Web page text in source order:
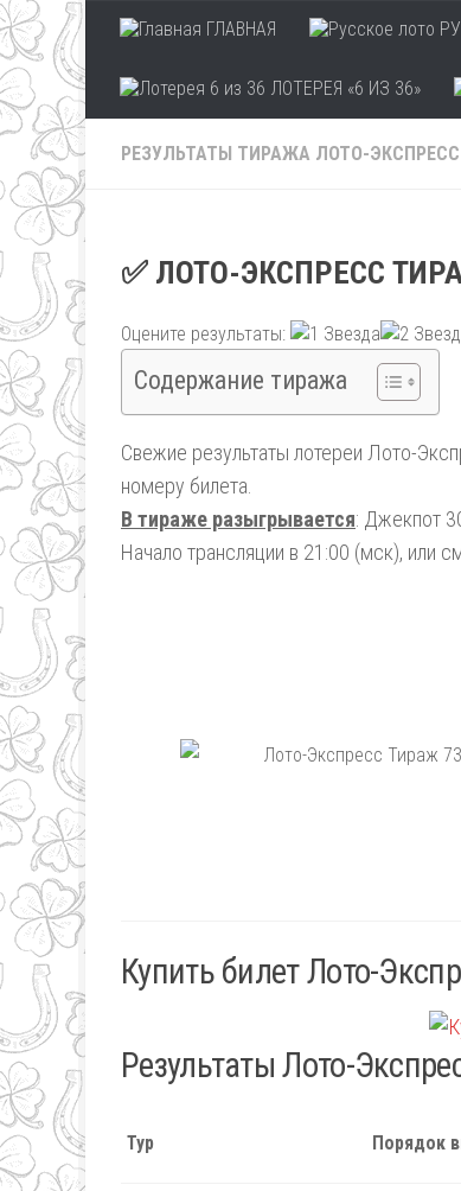
Skip to contentГЛАВНАЯ
ЛОТЕРЕЯ «6 ИЗ 36»
РЕЗУЛЬТАТЫ ТИРАЖА ЛОТО-ЭКСПРЕСС
✅ ЛОТО-ЭКСПРЕСС
Оцените результаты:
Содержание тиража
Свежие результаты лотереи Лото-
номеру билета.
В тираже разыгрывается: Джекпот
Начало трансляции в 21:00 (мск), или
Купить билет Лото-
Результаты Лото-
Тур Порядок